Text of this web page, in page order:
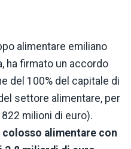
alimentare emiliano
ha firmato un accordo
del 100% del capitale di
settore alimentare, per
milioni di euro).
colosso alimentare con